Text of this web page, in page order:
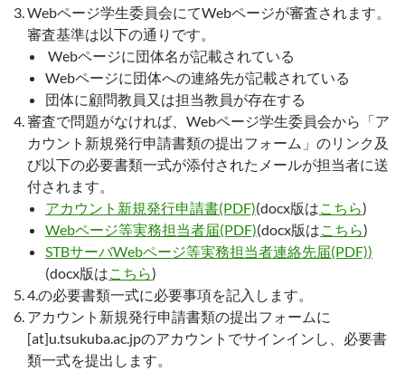
Webページ学生委員会にてWebページが審査されます。
審査基準は以下の通りです。
Webページに団体名が記載されている
Webページに団体への連絡先が記載されている
団体に顧問教員又は担当教員が存在する
審査で問題がなければ、Webページ学生委員会から「ア
カウント新規発行申請書類の提出フォーム」のリンク及
び以下の必要書類一式が添付されたメールが担当者に送
付されます。
アカウント新規発行申請書(PDF)(docx版はこちら)
Webページ等実務担当者届(PDF)(docx版はこちら)
STBサーバWebページ等実務担当者連絡先届(PDF))
(docx版はこちら)
4.の必要書類一式に必要事項を記入します。
アカウント新規発行申請書類の提出フォームに
[at]u.tsukuba.ac.jpのアカウントでサインインし、必要書
類一式を提出します。